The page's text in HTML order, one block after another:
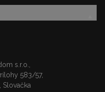
s.r.o.,
583/57,
Slovačka